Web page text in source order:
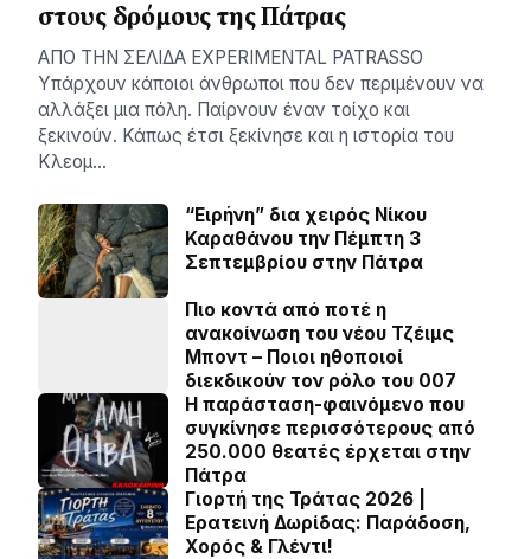
στους δρόμους της Πάτρας
AΠΟ ΤΗΝ ΣΕΛΙΔΑ EXPERIMENTAL PATRASSO
Υπάρχουν κάποιοι άνθρωποι που δεν περιμένουν να
αλλάξει μια πόλη. Παίρνουν έναν τοίχο και
ξεκινούν. Κάπως έτσι ξεκίνησε και η ιστορία του
Κλεομ…
“Ειρήνη” δια χειρός Νίκου
Καραθάνου την Πέμπτη 3
Σεπτεμβρίου στην Πάτρα
Πιο κοντά από ποτέ η
ανακοίνωση του νέου Τζέιμς
Μποντ – Ποιοι ηθοποιοί
διεκδικούν τον ρόλο του 007
Η παράσταση-φαινόμενο που
συγκίνησε περισσότερους από
250.000 θεατές έρχεται στην
Πάτρα
Γιορτή της Τράτας 2026 |
Ερατεινή Δωρίδας: Παράδοση,
Χορός & Γλέντι!